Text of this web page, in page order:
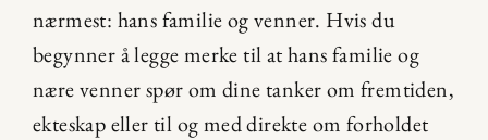
nærmest: hans familie og venner. Hvis du
begynner å legge merke til at hans familie og
nære venner spør om dine tanker om fremtiden,
ekteskap eller til og med direkte om forholdet